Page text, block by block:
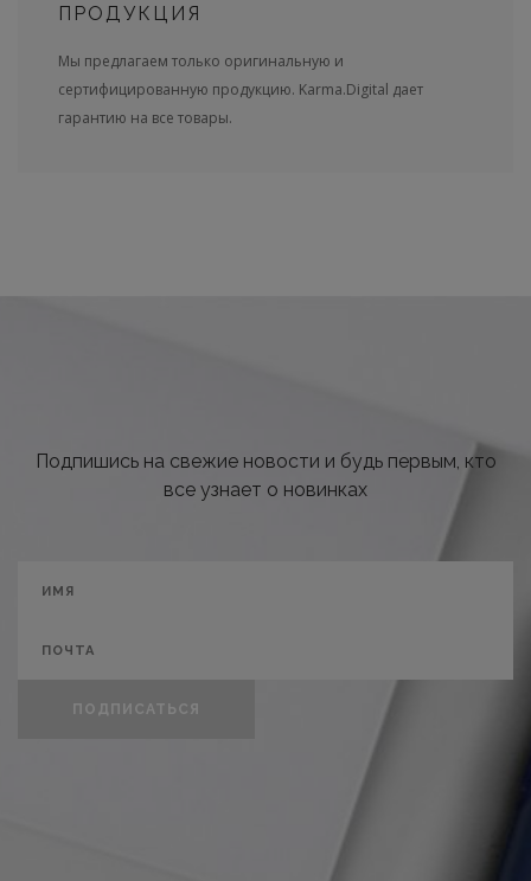
ПРОДУКЦИЯ
Мы предлагаем только оригинальную и
сертифицированную продукцию. Karma.Digital дает
гарантию на все товары.
Подпишись на свежие новости и будь первым, кто
все узнает о новинках
ПОДПИСАТЬСЯ